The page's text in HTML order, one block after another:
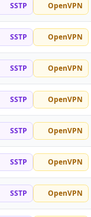
SSTP OpenVPN
SSTP OpenVPN
SSTP OpenVPN
SSTP OpenVPN
SSTP OpenVPN
SSTP OpenVPN
SSTP OpenVPN